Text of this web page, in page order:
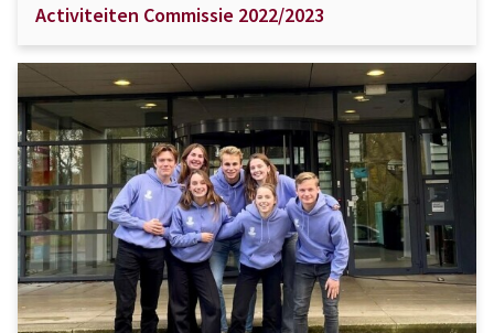
Activiteiten Commissie 2022/2023